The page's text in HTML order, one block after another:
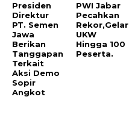
Presiden
Direktur
PT. Semen
Jawa
Berikan
Tanggapan
Terkait
Aksi Demo
Sopir
Angkot
PWI Jabar
Pecahkan
Rekor,Gelar
UKW
Hingga 100
Peserta.